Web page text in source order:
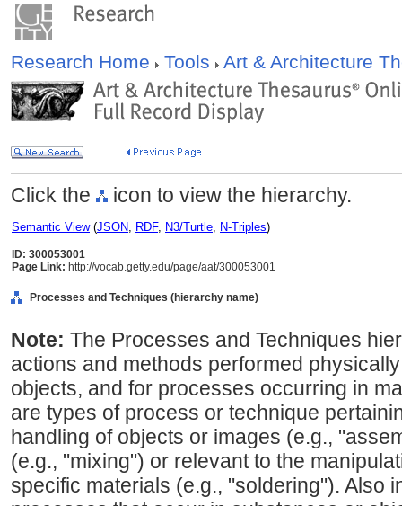
Research Home Tools Art & Architecture
Click the icon to view the hierarchy.
Semantic View(JSON, RDF, N3/Turtle, N-Triples)
ID: 300053001
Page Link: http://vocab.getty.edu/page/aat/300053001
Processes and Techniques (hierarchy name)
Note: The Processes and Techniques
actions and methods performed
objects, and for processes occurring in
are types of process or technique
handling of objects or images (e.g.,
(e.g., "mixing") or relevant to the
specific materials (e.g., "soldering"). Also